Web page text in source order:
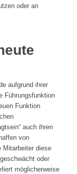
oder an
aufgrund ihrer
Führungsfunktion
Funktion
auch ihren
von
Mitarbeiter diese
oder
möglicherweise